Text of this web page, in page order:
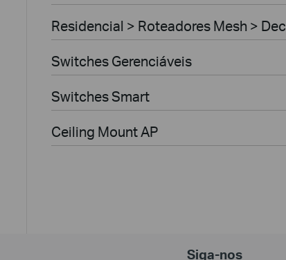
Residencial > Roteadores Mesh >
Switches Gerenciáveis
Switches Smart
Ceiling Mount AP
Siga-nos